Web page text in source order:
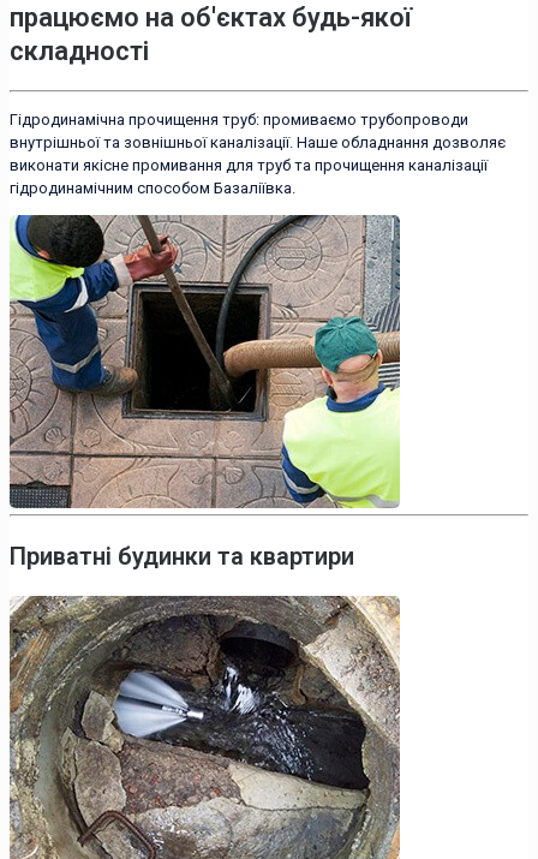
працюємо на об'єктах будь-якої
складності
Гідродинамічна прочищення труб: промиваємо трубопроводи
внутрішньої та зовнішньої каналізації. Наше обладнання дозволяє
виконати якісне промивання для труб та прочищення каналізації
гідродинамічним способом Базаліївка.
Приватні будинки та квартири